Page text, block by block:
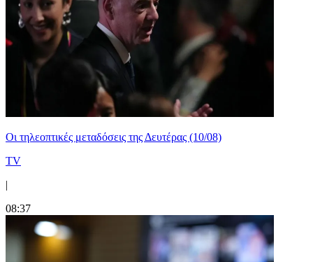
Οι τηλεοπτικές μεταδόσεις της Δευτέρας (10/08)
TV
|
08:37